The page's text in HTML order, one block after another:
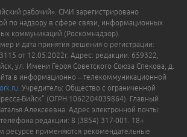
рабочий». СМИ зарегистрировано
по надзору в сфере связи, информационных
коммуникаций (Роскомнадзор).
и дата принятия решения о регистрации:
от 12.05.2022г. Адрес: редакции: 659322,
ул. Имени Героя Советского Союза Спекова, д.
в информационно – телекоммуникационной
. Учредитель: Общество с ограниченной
Бийск" (ОГРН 1062204039864). Главный
Алексеевна. Адрес электронной почты:
телефона редакции: 8 (3854) 317-001. 18+
ресурсе применяются рекомендательные